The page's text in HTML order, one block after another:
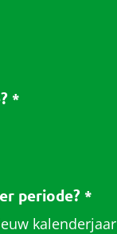
*
periode? *
kalenderjaar